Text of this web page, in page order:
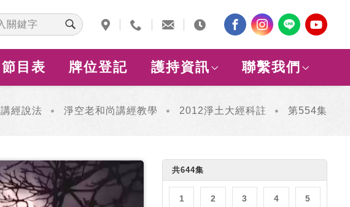
節目表 牌位登記 護持資訊 聯繫我們
講經說法 淨空老和尚講經教學 2012淨土大經科註 第554集
共644集
1 2 3 4 5